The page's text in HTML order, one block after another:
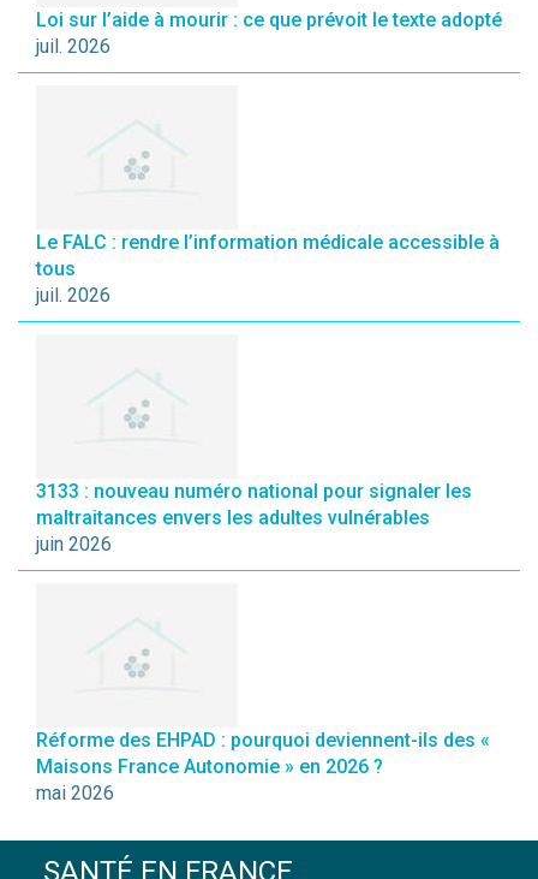
Loi sur l’aide à mourir : ce que prévoit le texte adopté
juil. 2026
Le FALC : rendre l’information médicale accessible à
tous
juil. 2026
3133 : nouveau numéro national pour signaler les
maltraitances envers les adultes vulnérables
juin 2026
Réforme des EHPAD : pourquoi deviennent-ils des «
Maisons France Autonomie » en 2026 ?
mai 2026
SANTÉ EN FRANCE